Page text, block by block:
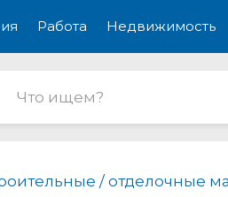
Работа Недвижимость
/ отделочные